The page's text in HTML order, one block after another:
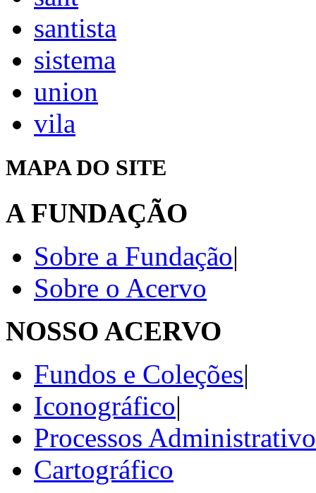
santista
sistema
union
vila
MAPA DO SITE
A FUNDAÇÃO
Sobre a Fundação|
Sobre o Acervo
NOSSO ACERVO
Fundos e Coleções|
Iconográfico|
Processos
Cartográfico